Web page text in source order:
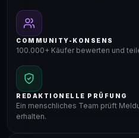
COMMUNITY-KONSENS
100.000+ Käufer bewerten und
REDAKTIONELLE PRÜFUNG
Ein menschliches Team prüft
erhalten.